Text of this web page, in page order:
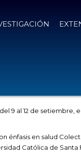
9 al 12 de setiembre,
énfasis en salud
Católica de Santa